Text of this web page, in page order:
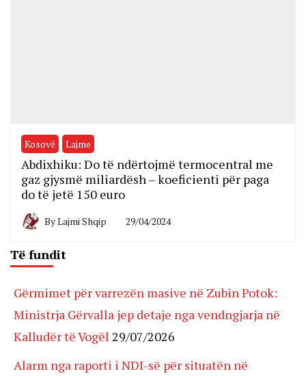
Kosovë Lajme
Abdixhiku: Do të ndërtojmë termocentral me
gaz gjysmë miliardësh – koeficienti për paga
do të jetë 150 euro
ByLajmi Shqip 29/04/2024
Të fundit
Gërmimet për varrezën masive në Zubin Potok:
Ministrja Gërvalla jep detaje nga vendngjarja në
Kalludër të Vogël 29/07/2026
Alarm nga raporti i NDI-së për situatën në